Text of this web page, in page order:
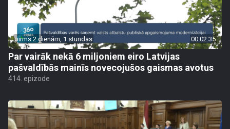
pirms 2 dienām, 1 stundas 00:02:35
Par vairāk nekā 6 miljoniem eiro Latvijas
pašvaldībās mainīs novecojušos gaismas avotus
414. epizode